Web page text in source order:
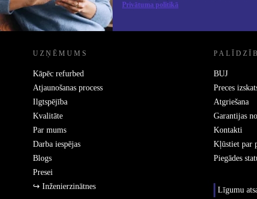
Privātuma politikā
REFURBED - RETHINK NEW.
UZŅĒMUMS
Kāpēc refurbed
Atjaunošanas process
Ilgtspējība
Kvalitāte
Par mums
Darba iespējas
Blogs
Presei
↪ Inženierzinātnes
BUJ
Preces
Atgriešana
Garantijas
Kontakti
Kļūstiet par
Piegādes
Līgumu